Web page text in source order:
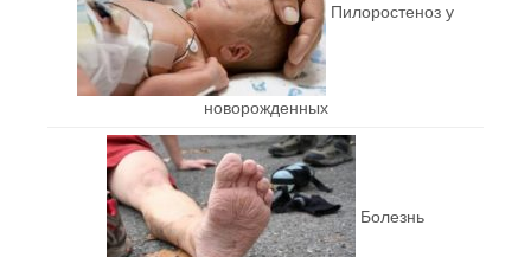
Пилоростеноз у
новорожденных
Болезнь